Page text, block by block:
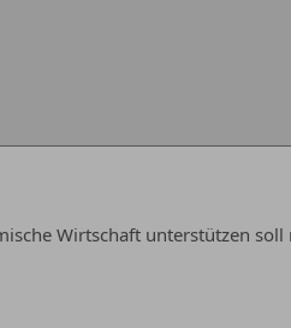
Wirtschaft unterstützen